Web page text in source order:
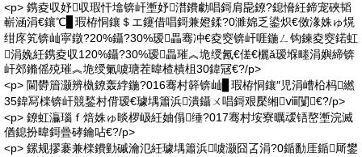
<p> 鎸夌収妤収瑕忓墖锛屽壍妤澘鐨勮唱鎶肩巼鐐?鎴愶紝鍗宠硤韬
嶄涵涓€鑲℃▊瑕栫恫鑲＄エ鑳借唱鎶兼嬁鍒?0濉婂乏鍙炽€傚湪姝ゅ熀
绀庝笂锛屾寜鐓?20%鑷?30%瑷畾骞冲€夌窔锛屽啀鍦ㄥ钩鍊夌窔鍩虹
涓婏紝鎸夌収120%鑷?30%瑷畾璀︽垝绶氥€傞€欐ǎ瑷堢畻涓嬩締锛
屽郊鏅傜殑璀︽垝绶氭噳瑭茬暐楂樻柤30鍏冦€?/p>
<p> 閫欎篃灏辨槸鐐轰綍鍦?016骞村簳锛屾▊瑕栫恫鑲″児涓嶆柗杩繎
35鍏冩檪锛屽競鍫村偝瑷€璩堣簫浜潰鑷ㄨ唱鎶艰檿缃ⅷ闅€?/p>
<p> 鐐虹灜瑙ｆ焙姝ゅ晱椤岋紝妯傝缍?017骞村垵寮曞叆铻嶅壍浣滅
偤鎴扮暐鎶曡硣鑰呫€?/p>
<p> 鏍规摎褰兼檪鐨勭磩瀹氾紝璩堣簫浜噳灏囧叾涓?0鍎勫厓鍎厛鐢